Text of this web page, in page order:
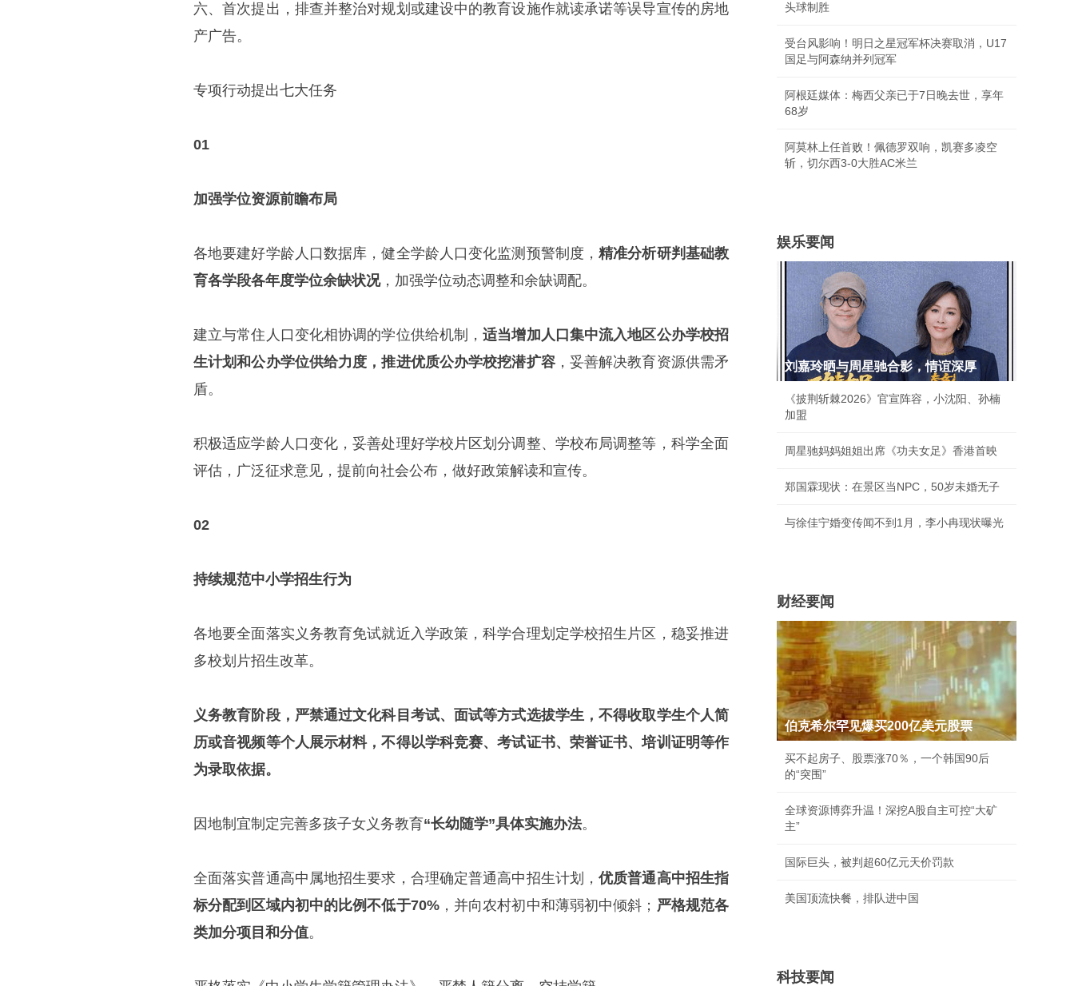
六、首次提出，排查并整治对规划或建设中的教育设施作就读承诺等误导宣传的房地
产广告。
专项行动提出七大任务
01
加强学位资源前瞻布局
各地要建好学龄人口数据库，健全学龄人口变化监测预警制度，精准分析研判基础教
育各学段各年度学位余缺状况，加强学位动态调整和余缺调配。
建立与常住人口变化相协调的学位供给机制，适当增加人口集中流入地区公办学校招
生计划和公办学位供给力度，推进优质公办学校挖潜扩容，妥善解决教育资源供需矛
盾。
积极适应学龄人口变化，妥善处理好学校片区划分调整、学校布局调整等，科学全面
评估，广泛征求意见，提前向社会公布，做好政策解读和宣传。
02
持续规范中小学招生行为
各地要全面落实义务教育免试就近入学政策，科学合理划定学校招生片区，稳妥推进
多校划片招生改革。
义务教育阶段，严禁通过文化科目考试、面试等方式选拔学生，不得收取学生个人简
历或音视频等个人展示材料，不得以学科竞赛、考试证书、荣誉证书、培训证明等作
为录取依据。
因地制宜制定完善多孩子女义务教育“长幼随学”具体实施办法。
全面落实普通高中属地招生要求，合理确定普通高中招生计划，优质普通高中招生指
标分配到区域内初中的比例不低于70%，并向农村初中和薄弱初中倾斜； 严格规范各
类加分项目和分值。
头球制胜
受台风影响！明日之星冠军杯决赛取消，U17
国足与阿森纳并列冠军
阿根廷媒体：梅西父亲已于7日晚去世，享年
68岁
阿莫林上任首败！佩德罗双响，凯赛多凌空
斩，切尔西3-0大胜AC米兰
娱乐要闻
刘嘉玲晒与周星驰合影，情谊深厚
《披荆斩棘2026》官宣阵容，小沈阳、孙楠
加盟
周星驰妈妈姐姐出席《功夫女足》香港首映
郑国霖现状：在景区当NPC，50岁未婚无子
与徐佳宁婚变传闻不到1月，李小冉现状曝光
财经要闻
伯克希尔罕见爆买200亿美元股票
买不起房子、股票涨70％，一个韩国90后
的“突围”
全球资源博弈升温！深挖A股自主可控“大矿
主”
国际巨头，被判超60亿元天价罚款
美国顶流快餐，排队进中国
科技要闻